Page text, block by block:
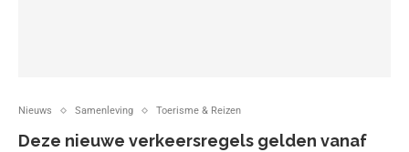
Nieuws Samenleving Toerisme & Reizen
Deze nieuwe verkeersregels gelden vanaf